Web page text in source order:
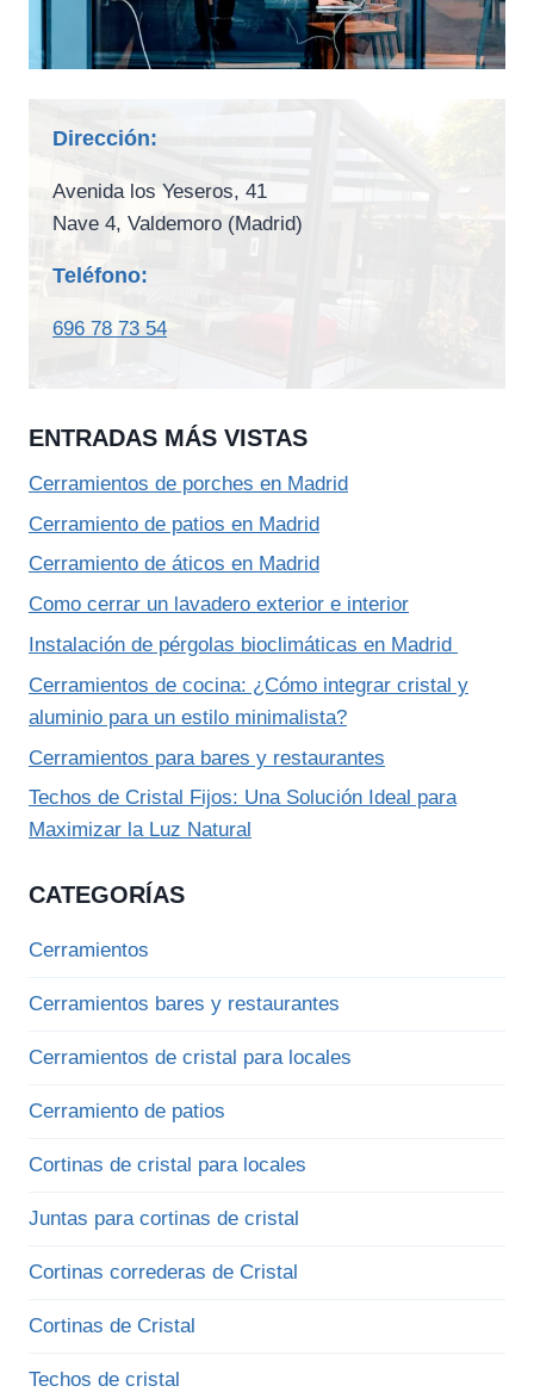
Dirección:
Avenida los Yeseros, 41
Nave 4, Valdemoro (Madrid)
Teléfono:
696 78 73 54
ENTRADAS MÁS VISTAS
Cerramientos de porches en Madrid
Cerramiento de patios en Madrid
Cerramiento de áticos en Madrid
Como cerrar un lavadero exterior e interior
Instalación de pérgolas bioclimáticas en Madrid
Cerramientos de cocina: ¿Cómo integrar cristal y
aluminio para un estilo minimalista?
Cerramientos para bares y restaurantes
Techos de Cristal Fijos: Una Solución Ideal para
Maximizar la Luz Natural
CATEGORÍAS
Cerramientos
Cerramientos bares y restaurantes
Cerramientos de cristal para locales
Cerramiento de patios
Cortinas de cristal para locales
Juntas para cortinas de cristal
Cortinas correderas de Cristal
Cortinas de Cristal
Techos de cristal